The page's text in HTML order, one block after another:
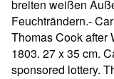
breiten weißen
Feuchträndern.-
Thomas Cook after
1803. 27 x 35 cm.
sponsored lottery.